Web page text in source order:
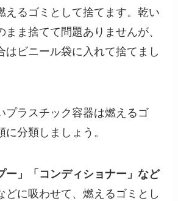
えるゴミとして捨てます。乾い
まま捨てて問題ありませんが、
はビニール袋に入れて捨てまし
プラスチック容器は燃えるゴ
に分類しましょう。
ー」「コンディショナー」など
どに吸わせて、燃えるゴミとし